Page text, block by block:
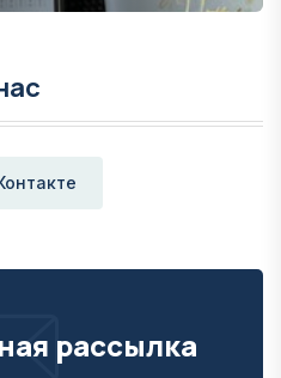
рассылка